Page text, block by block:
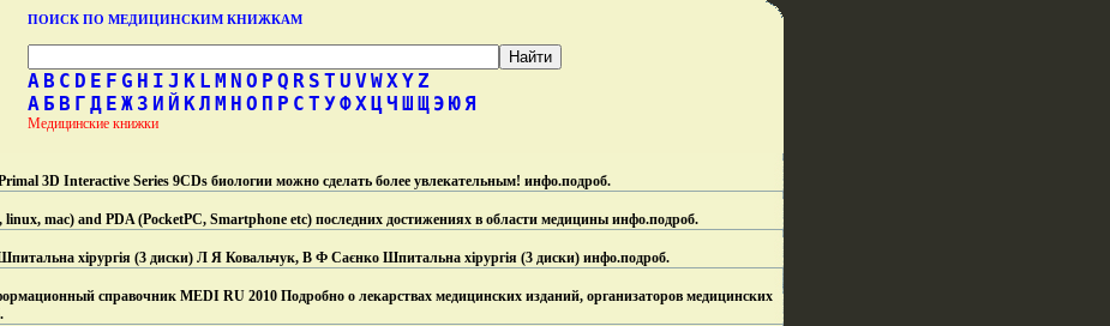
ПОИСК ПО МЕДИЦИНСКИМ КНИЖКАМ
A B C D E F G H I J K L M N O P Q R S T U V WXY Z
А Б В Г Д Е Ж З И Й КЛ М Н О П Р С Т УФХЦЧ Ш Щ Э ЮЯ
Медицинские книжки
3D Interactive Series 9CDs биологии можно сделать более увлекательным! инфо.подроб.
mac) and PDA (PocketPC, Smartphone etc) последних достижениях в области медицины инфо.подроб.
хiрургiя (3 диски) Л Я Ковальчук, В Ф Саєнко Шпитальна хiрургiя (3 диски) инфо.подроб.
справочник MEDI RU 2010 Подробно о лекарствах медицинских изданий, организаторов медицинских